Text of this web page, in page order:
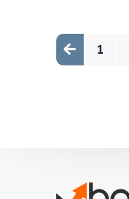
Page
1